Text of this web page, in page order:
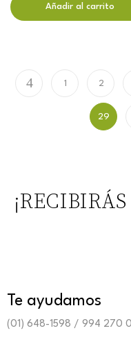
Añadir al carrito
1 2
29
Te ayudamos
(01) 648-1598 / 994 270